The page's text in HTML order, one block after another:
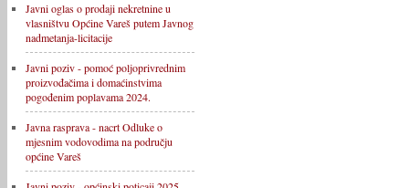
Javni oglas o prodaji nekretnine u
vlasništvu Općine Vareš putem Javnog
nadmetanja-licitacije
Javni poziv - pomoć poljoprivrednim
proizvođačima i domaćinstvima
pogođenim poplavama 2024.
Javna rasprava - nacrt Odluke o
mjesnim vodovodima na području
općine Vareš